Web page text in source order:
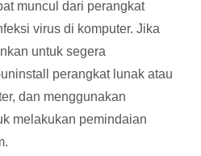
muncul dari perangkat
virus di komputer. Jika
untuk segera
perangkat lunak atau
dan menggunakan
melakukan pemindaian